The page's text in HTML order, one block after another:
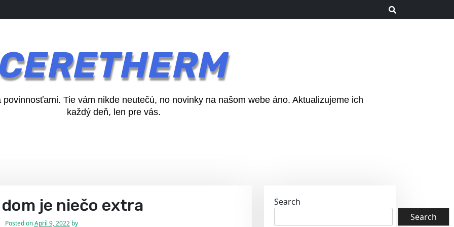
Tie vám nikde neutečú, no novinky na našom webe áno. Aktualizujeme ich
každý deň, len pre vás.
je niečo extra
Posted onApril 9, 2022by
Search
Search